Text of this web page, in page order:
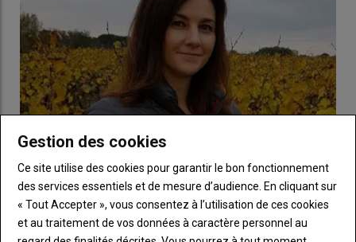
Dans l'Hérault : « Notre logiciel de traçabilité de cave
coopérative de vinification facilite la transition vers le
registre phytosanitaire numérique »
Gestion des cookies
Ce site utilise des cookies pour garantir le bon fonctionnement
des services essentiels et de mesure d’audience. En cliquant sur
« Tout Accepter », vous consentez à l’utilisation de ces cookies
et au traitement de vos données à caractère personnel au